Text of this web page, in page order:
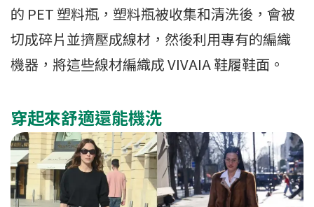
的 PET 塑料瓶，塑料瓶被收集和清洗後，會被
切成碎片並擠壓成線材，然後利用專有的編織
機器，將這些線材編織成 VIVAIA 鞋履鞋面。
穿起來舒適還能機洗